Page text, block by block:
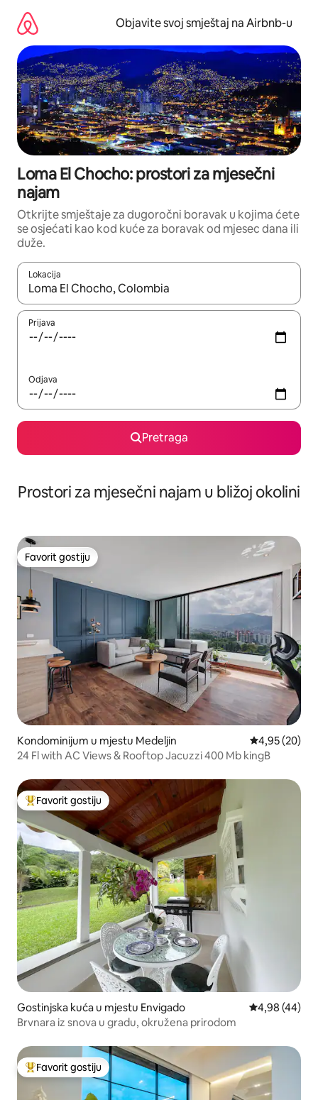
sadržaj
Objavite svoj smještaj na Airbnb-u
Loma El Chocho: prostori za mjesečni
najam
Otkrijte smještaje za dugoročni boravak u kojima ćete
se osjećati kao kod kuće za boravak od mjesec dana ili
duže.
Lokacija
Kad su rezultati dostupni, možete da se krećete kroz njih
Prijava
Odjava
Pretraga
Prostori za mjesečni najam u bližoj okolini
Favorit gostiju
Favorit gostiju
Kondominijum u mjestu Medeljin prosječna
4,95 (20)
24 Fl with AC Views & Rooftop Jacuzzi 400 Mb kingB
Glavni favorit gostiju
Favorit gostiju
Gostinjska kuća u mjestu Envigado prosječna
4,98 (44)
Brvnara iz snova u gradu, okružena prirodom
Glavni favorit gostiju
Favorit gostiju